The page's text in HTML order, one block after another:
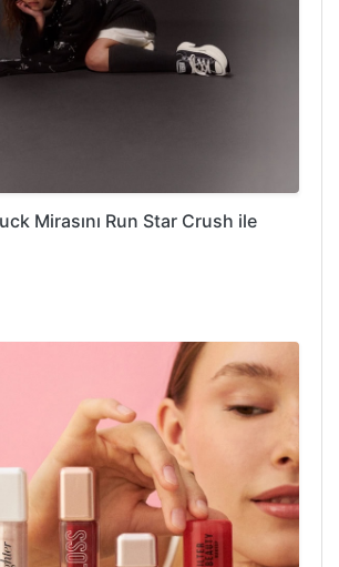
Mirasını Run Star Crush ile